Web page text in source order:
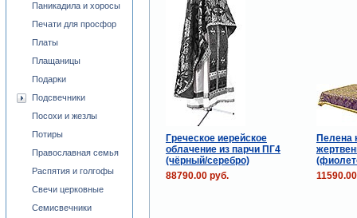
Греческое иерейское
облачение из парчи ПГ4
(чёрный/серебро)
Пелена
88790.00 руб.
Паникадила и хоросы
Печати для просфор
Платы
Плащаницы
Подарки
Подсвечники
Посохи и жезлы
Потиры
Православная семья
Распятия и голгофы
Свечи церковные
Семисвечники